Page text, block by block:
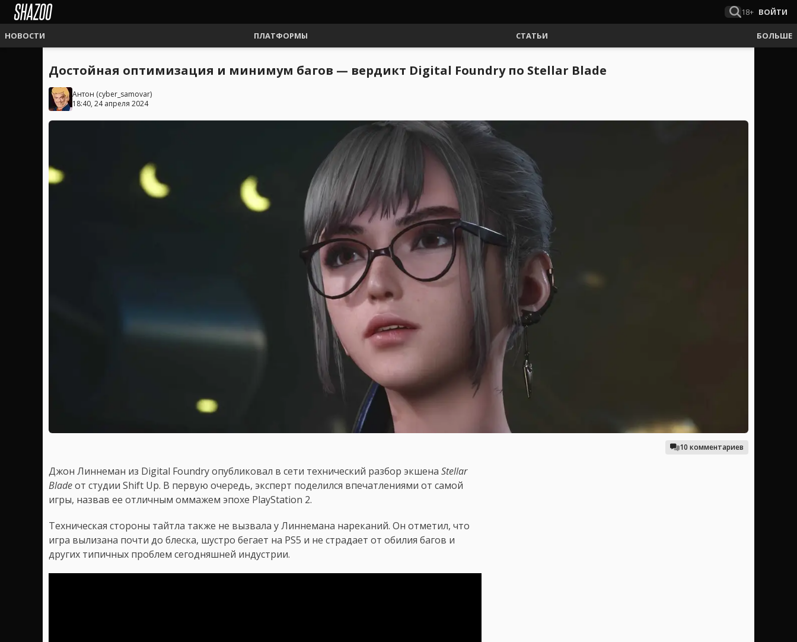
18+ ВОЙТИ
НОВОСТИ ПЛАТФОРМЫ СТАТЬИ БОЛЬШЕ
Достойная оптимизация и минимум багов — вердикт Digital Foundry по Stellar Blade
Антон (cyber_samovar)
18:40, 24 апреля 2024
10 комментариев
Джон Линнеман из Digital Foundry опубликовал в сети технический разбор экшена Stellar
Bladeот студии Shift Up. В первую очередь, эксперт поделился впечатлениями от самой
игры, назвав ее отличным оммажем эпохе PlayStation 2.
Техническая стороны тайтла также не вызвала у Линнемана нареканий. Он отметил, что
игра вылизана почти до блеска, шустро бегает на PS5 и не страдает от обилия багов и
других типичных проблем сегодняшней индустрии.